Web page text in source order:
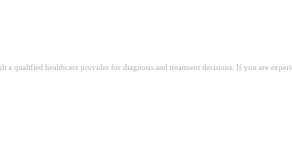
qualified healthcare provider for diagnosis and treatment decisions. If you are